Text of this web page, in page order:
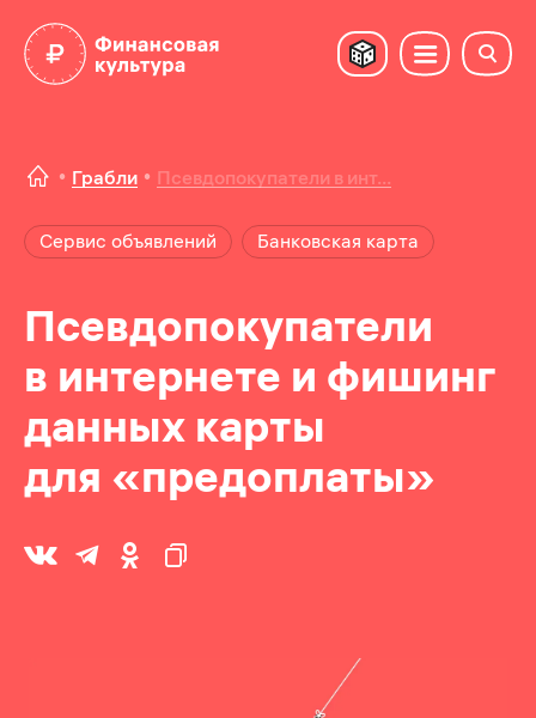
Грабли Псевдопокупатели в инт...
Сервис объявлений Банковская карта
Псевдопокупатели
в интернете и фишинг
данных карты
для «предоплаты»